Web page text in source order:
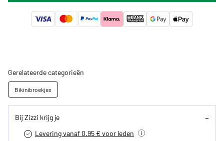
Gerelateerde categorieën
Bikinibroekjes
Bij Zizzi krijg je
Levering vanaf 0.95 € voor leden